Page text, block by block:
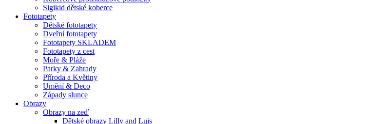
Sigikid dětské koberce
Fototapety
Dětské fototapety
Dveřní fototapety
Fototapety SKLADEM
Fototapety z cest
Moře & Pláže
Parky & Zahrady
Příroda a Květiny
Umění & Deco
Západy slunce
Obrazy
Obrazy na zeď
Dětské obrazy Lilly and Luis